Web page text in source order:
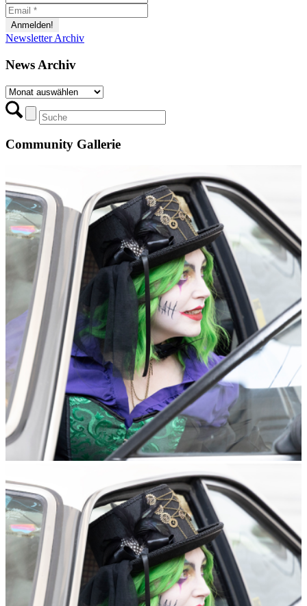
Newsletter Archiv
News Archiv
News
Archiv
Community Gallerie